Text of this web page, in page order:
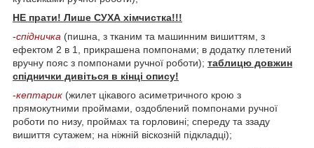
НЕ прати! Лише СУХА хімчистка!!!
-спідничка (пишна, з тканим та машинним вишиттям, з
ефектом 2 в 1, прикрашена помпонами; в додатку плетений
вручну пояс з помпонами ручної роботи); таблицю довжин
спіднички дивіться в кінці опису!
-кептарик (жилет цікавого асиметричного крою з
прямокутними проймами, оздоблений помпонами ручної
роботи по низу, проймах та горловині; спереду та ззаду
вишиття сутажем; на ніжній віскозній підкладці);